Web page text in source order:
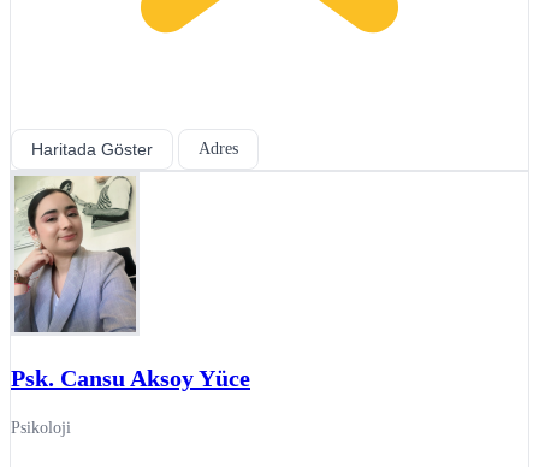
Haritada Göster Adres
Psk. Cansu Aksoy Yüce
Psikoloji